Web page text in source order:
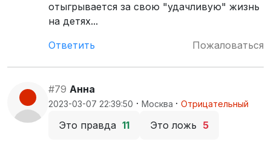
отыгрывается за свою "удачливую" жизнь
на детях...
Ответить
Пожаловаться
#79 Анна
2023-03-07 22:39:50 · Москва · Отрицательный
Это правда 11 Это ложь 5